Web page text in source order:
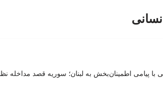
با پیامی اطمینان‌بخش به لبنان؛ سوریه قصد مداخله